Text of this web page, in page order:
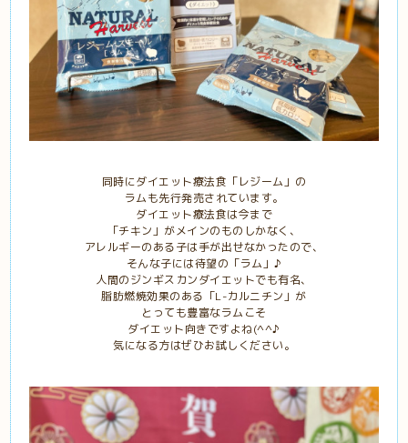
同時にダイエット療法食「レジーム」の
ラムも先行発売されています。
ダイエット療法食は今まで
「チキン」がメインのものしかなく、
アレルギーのある子は手が出せなかったので、
そんな子には待望の「ラム」♪
人間のジンギスカンダイエットでも有名、
脂肪燃焼効果のある「L-カルニチン」が
とっても豊富なラムこそ
ダイエット向きですよね(^^♪
気になる方はぜひお試しください。